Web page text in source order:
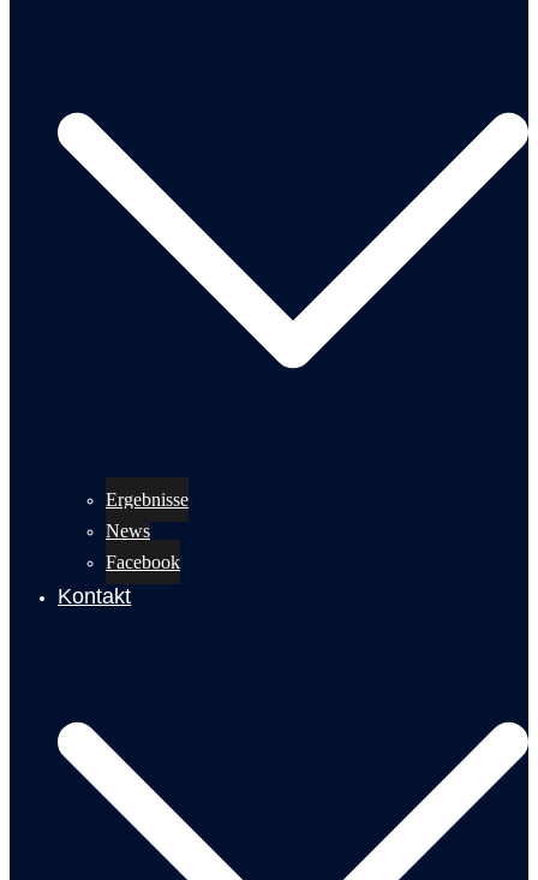
Ergebnisse
News
Facebook
Kontakt